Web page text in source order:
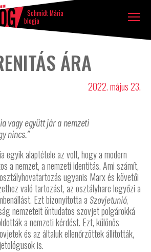
Schmidt Mária
blogja
ÁRA
2022. május 23.
vagy együtt jár a nemzeti
nincs.”
egyik alaptétele az volt, hogy a modern
a nemzet, a nemzeti identitás. Ami számít,
ugyanis Marx és követői
való tartozást, az osztályharc legyőzi a
Ezt bizonyította a Szovjetunió,
nemzeteit öntudatos szovjet polgárokká
a nemzeti kérdést. Ezt, különös
és az általuk ellenőrzöttek állították,
is.